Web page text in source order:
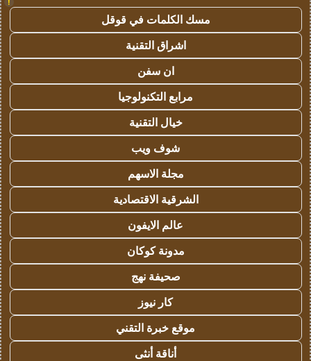
مسك الكلمات في قوقل
اشراق التقنية
ان سفن
مرابع التكنولوجيا
خيال التقنية
شوف ويب
مجلة الاسهم
الشرقية الاقتصادية
عالم الايفون
مدونة كوكان
صحيفة نهج
كار نيوز
موقع خبرة التقني
أناقة أنثى